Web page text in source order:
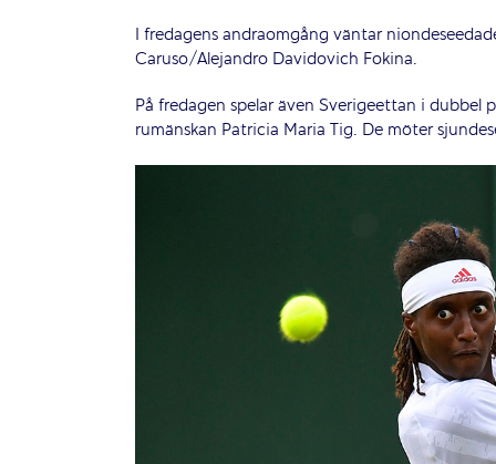
I fredagens andraomgång väntar
Caruso/Alejandro Davidovich Fokina.
På fredagen spelar även Sverigeettan i dubbel
rumänskan Patricia Maria Tig. De möter